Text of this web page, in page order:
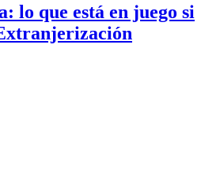
lo que está en juego si